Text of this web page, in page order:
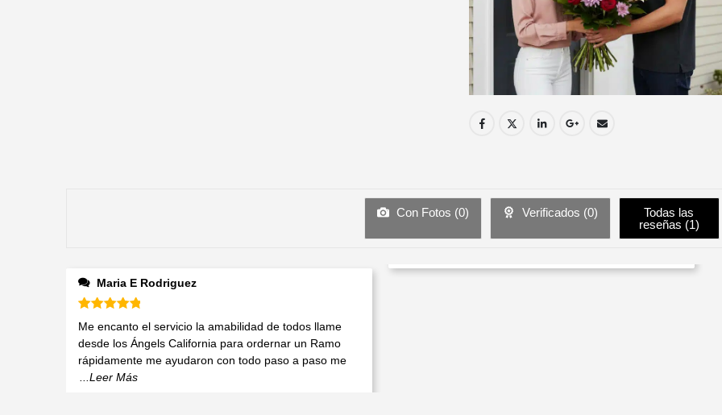
Con Fotos (0) Verificados (0)
Todas las
reseñas (1)
Maria E Rodriguez
Valorado en5 de 5
Me encanto el servicio la amabilidad de todos llame
desde los Ángels California para ordernar un Ramo
rápidamente me ayudaron con todo paso a paso me
...Leer Más